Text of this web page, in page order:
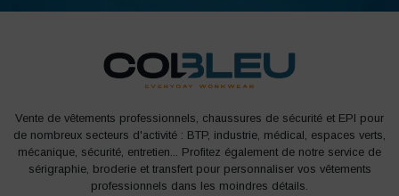
Vente de vêtements professionnels, chaussures de sécurité et EPI pour
de nombreux secteurs d'activité : BTP, industrie, médical, espaces verts,
mécanique, sécurité, entretien... Profitez également de notre service de
sérigraphie, broderie et transfert pour personnaliser vos vêtements
professionnels dans les moindres détails.